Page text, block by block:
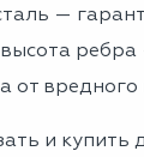
—
от
и